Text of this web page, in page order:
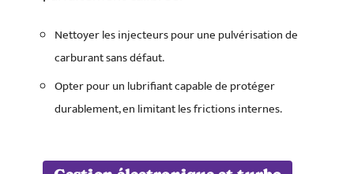
Nettoyer les injecteurs pour une pulvérisation de
carburant sans défaut.
Opter pour un lubrifiant capable de protéger
durablement, en limitant les frictions internes.